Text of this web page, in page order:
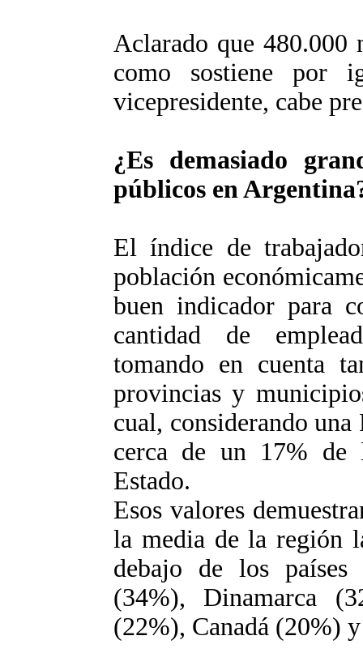
Aclarado que 480.000
como sostiene por
vicepresidente, cabe
¿Es demasiado
públicos en
El índice de
población
buen indicador para
cantidad de
tomando en cuenta
provincias y
cual, considerando
cerca de un 17% de
Estado.
Esos valores
la media de la región
debajo de los países
(34%), Dinamarca
(22%), Canadá (20%)